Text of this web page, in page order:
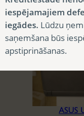
ASUS
iespējamajiem
iegādes. Lūdzu
saņemšana būs
apstiprināšanas.